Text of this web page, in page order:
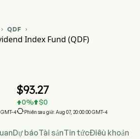
 QDF 
Index Fund (QDF)
GMT-4
$93.27
0% $0
Phiên sau giờ: Aug 07, 20:00:00 GMT-4
Dự báoTài sảnTin tứcĐiều khoản